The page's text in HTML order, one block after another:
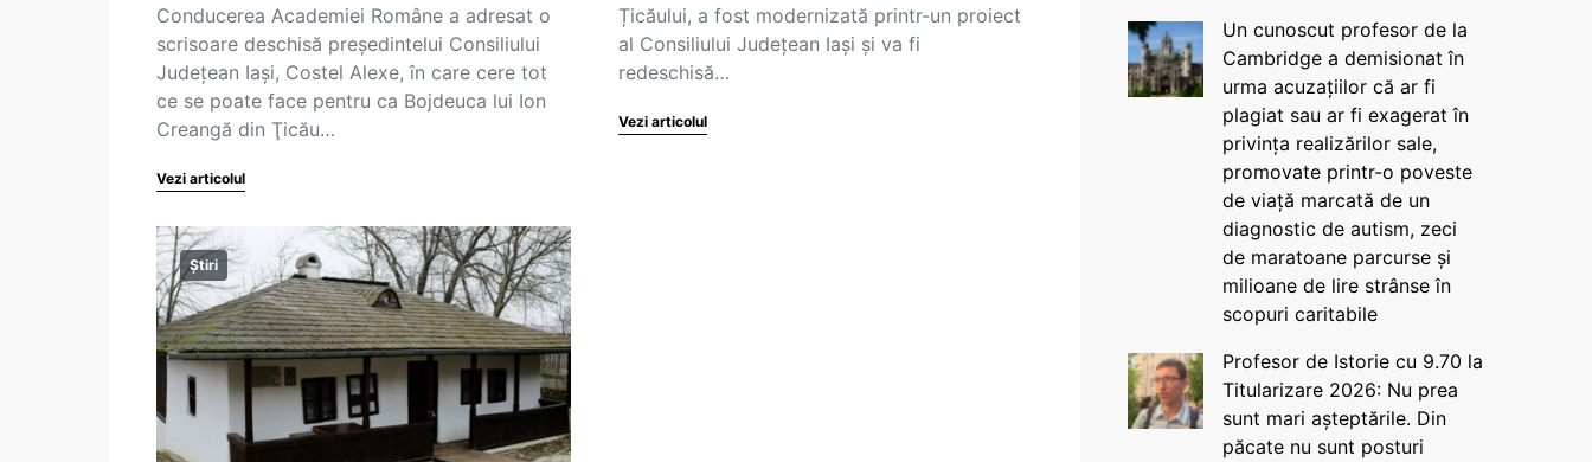
Conducerea Academiei Române a adresat o
scrisoare deschisă preşedintelui Consiliului
Judeţean Iaşi, Costel Alexe, în care cere tot
ce se poate face pentru ca Bojdeuca lui Ion
Creangă din Ţicău…
Vezi articolul
Țicăului, a fost modernizată printr-un proiect
al Consiliului Județean Iași și va fi
redeschisă…
Vezi articolul
Știri
Un cunoscut profesor de la
Cambridge a demisionat în
urma acuzațiilor că ar fi
plagiat sau ar fi exagerat în
privința realizărilor sale,
promovate printr-o poveste
de viață marcată de un
diagnostic de autism, zeci
de maratoane parcurse și
milioane de lire strânse în
scopuri caritabile
Profesor de Istorie cu 9.70 la
Titularizare 2026: Nu prea
sunt mari așteptările. Din
păcate nu sunt posturi